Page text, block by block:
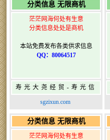
分类信息 无限商机
茫茫网海何处有生意
分类信息处处是商机
本站免费发布各类供求信息
QQ：80064517
寿光大尧经贸-寿光信
息网-免费信息发布网-
sgzixun.com
分类信息 无限商机
茫茫网海何处有生意